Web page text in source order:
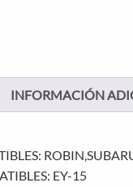
INFORMACIÓN
EY-15